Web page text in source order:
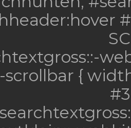
{